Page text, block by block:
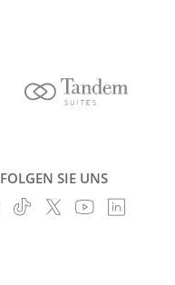
FOLGEN SIE UNS